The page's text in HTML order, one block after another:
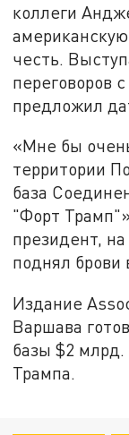
коллеги
честь.
переговоров
предложил
«Мне бы
территории
база
"Форт
президент,
поднял брови
Издание
Варшава
базы $2
Трампа.